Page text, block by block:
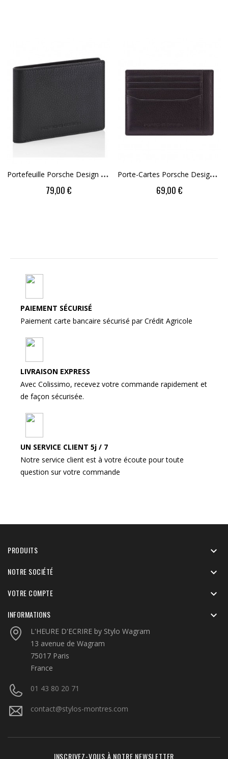
P
Ortefeuille Porsche Design Porte-Cartes Cuir...
Price
79,00 €
P
Orte-Cartes Porsche Design Business Marron
Price
69,00 €
PAIEMENT SÉCURISÉ
Paiement carte bancaire sécurisé par Crédit Agricole
LIVRAISON EXPRESS
Avec Colissimo, recevez votre commande rapidement et
de façon sécurisée.
UN SERVICE CLIENT 5j / 7
Notre service client est à votre écoute pour toute
question sur votre commande
PRODUITS 
NOTRE SOCIÉTÉ 
VOTRE COMPTE 
INFORMATIONS 
L'HEURE D'ECRIRE by Stylo Wagram
13 avenue de Wagram
75017 Paris
France
01 43 80 20 71
contact@stylos-montres.com
INSCRIVEZ-VOUS À NOTRE NEWSLETTER